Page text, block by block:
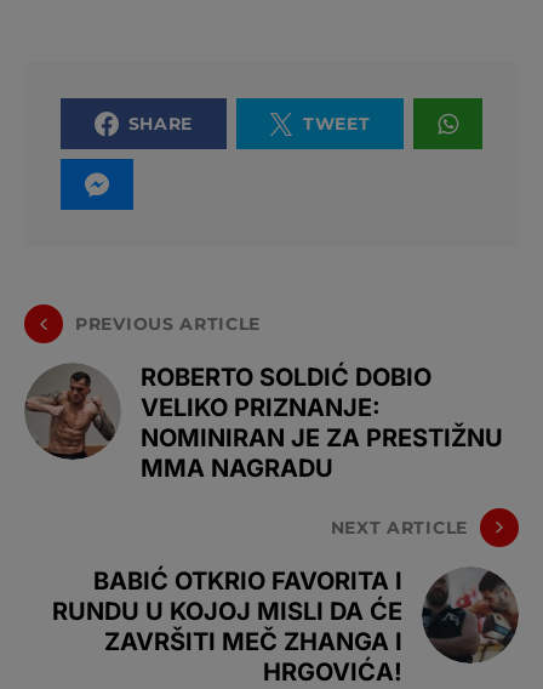
SHARE TWEET
PREVIOUS ARTICLE
ROBERTO SOLDIĆ DOBIO
VELIKO PRIZNANJE:
NOMINIRAN JE ZA PRESTIŽNU
MMA NAGRADU
NEXT ARTICLE
BABIĆ OTKRIO FAVORITA I
RUNDU U KOJOJ MISLI DA ĆE
ZAVRŠITI MEČ ZHANGA I
HRGOVIĆA!